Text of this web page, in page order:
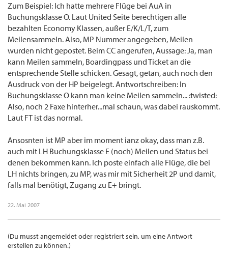
Zum Beispiel: Ich hatte mehrere Flüge bei AuA in
Buchungsklasse O. Laut United Seite berechtigen alle
bezahlten Economy Klassen, außer E/K/L/T, zum
Meilensammeln. Also, MP Nummer angegeben, Meilen
wurden nicht gepostet. Beim CC angerufen, Aussage: Ja, man
kann Meilen sammeln, Boardingpass und Ticket an die
entsprechende Stelle schicken. Gesagt, getan, auch noch den
Ausdruck von der HP beigelegt. Antwortschreiben: In
Buchungsklasse O kann man keine Meilen sammeln... :twisted:
Also, noch 2 Faxe hinterher...mal schaun, was dabei rauskommt.
Laut FT ist das normal.
Ansosnten ist MP aber im moment ianz okay, dass man z.B.
auch mit LH Buchungsklasse E (noch) Meilen und Status bei
denen bekommen kann. Ich poste einfach alle Flüge, die bei
LH nichts bringen, zu MP, was mir mit Sicherheit 2P und damit,
falls mal benötigt, Zugang zu E+ bringt.
22. Mai 2007
(Du musst angemeldet oder registriert sein, um eine Antwort
erstellen zu können.)